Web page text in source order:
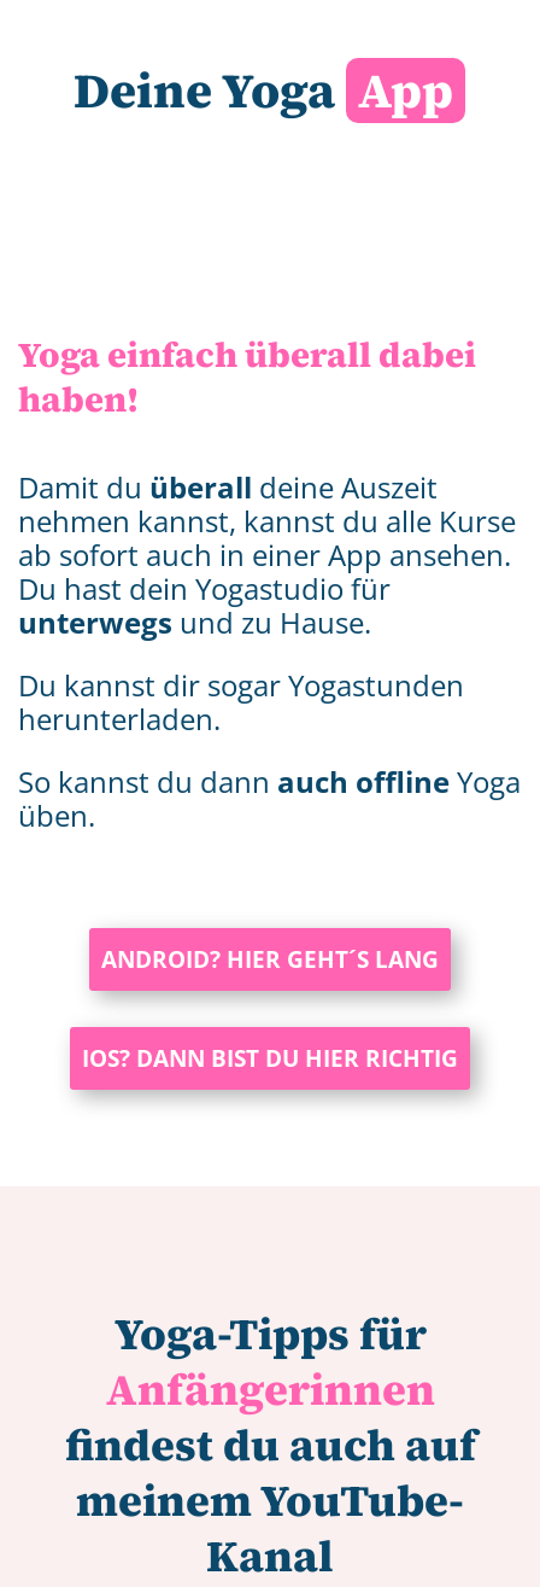
Deine YogaApp
Yoga einfach überall dabei
haben!
Damit du überall deine Auszeit
nehmen kannst, kannst du alle Kurse
ab sofort auch in einer App ansehen.
Du hast dein Yogastudio für
unterwegs und zu Hause.
Du kannst dir sogar Yogastunden
herunterladen.
So kannst du dann auch offlineYoga
üben.
ANDROID? HIER GEHT´S LANG
IOS? DANN BIST DU HIER RICHTIG
Yoga-Tipps für
Anfängerinnen
findest du auch auf
meinem YouTube-
Kanal